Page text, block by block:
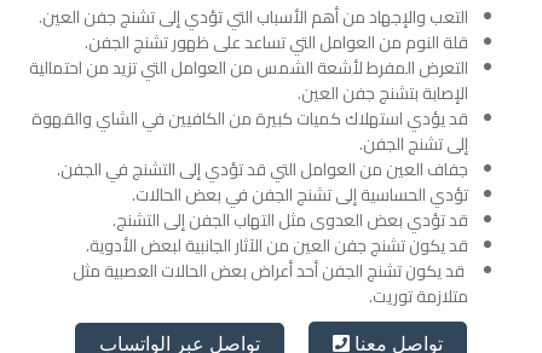
التعب والإجهاد من أهم الأسباب التي تؤدي إلى تشنج جفن العين.
قلة النوم من العوامل التي تساعد على ظهور تشنج الجفن.
التعرض المفرط لأشعة الشمس من العوامل التي تزيد من احتمالية
الإصابة بتشنج جفن العين.
قد يؤدي استهلاك كميات كبيرة من الكافيين في الشاي والقهوة
إلى تشنج الجفن.
جفاف العين من العوامل التي قد تؤدي إلى التشنج في الجفن.
تؤدي الحساسية إلى تشنج الجفن في بعض الحالات.
قد تؤدي بعض العدوى مثل التهاب الجفن إلى التشنج.
قد يكون تشنج جفن العين من الآثار الجانبية لبعض الأدوية.
قد يكون تشنج الجفن أحد أعراض بعض الحالات العصبية مثل
متلازمة توريت.
تواصل معنا تواصل عبر الواتساب